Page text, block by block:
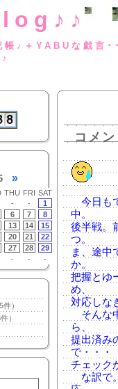
日記帳♪
»
THU FRI SAT
- -
1
6 7
8
13 14
15
20 21
22
27 28
29
- - -
件）
）
コメ
今日も
中。
後半戦。
つ。
ま、途中
か。
把握とゆ
め、
対応しな
そんな
ら、
提出済み
で・・・
チェック
な訳で